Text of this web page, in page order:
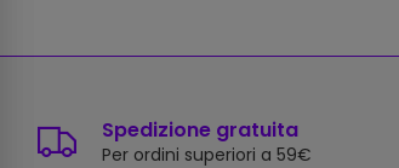
Spedizione gratuita
Per ordini superiori a 59€